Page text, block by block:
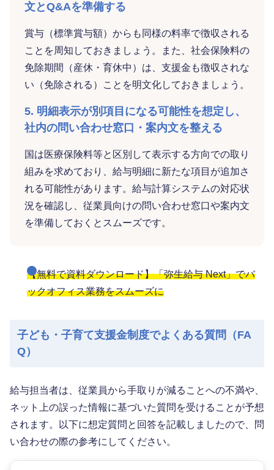
文とQ&Aを準備する
賞与（標準賞与額）からも同様の料率で徴収される
ことを周知しておきましょう。また、社会保険料の
免除期間（産休・育休中）は、支援金も徴収されな
い（免除される）ことを明文化しておきましょう。
5. 明細表示が別項目になる可能性を想定し、
社内の問い合わせ窓口・案内文を整える
国は医療保険料等と区別して表示する方向での取り
組みを求めており、給与明細に新たな項目が追加さ
れる可能性があります。給与計算システムの対応状
況を確認し、従業員向けの問い合わせ窓口や案内文
を準備しておくとスムーズです。
【無料で資料ダウンロード】「弥生給与 Next」でバ
ックオフィス業務をスムーズに
子ども・子育て支援金制度でよくある質問（FA
Q）
給与担当者は、従業員から手取りが減ることへの不満や、
ネット上の誤った情報に基づいた質問を受けることが予想
されます。以下に想定質問と回答を記載しましたので、問
い合わせの際の参考にしてください。